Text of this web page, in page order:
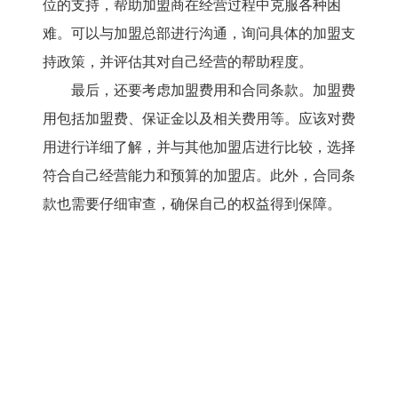
位的支持，帮助加盟商在经营过程中克服各种困
难。可以与加盟总部进行沟通，询问具体的加盟支
持政策，并评估其对自己经营的帮助程度。
最后，还要考虑加盟费用和合同条款。加盟费
用包括加盟费、保证金以及相关费用等。应该对费
用进行详细了解，并与其他加盟店进行比较，选择
符合自己经营能力和预算的加盟店。此外，合同条
款也需要仔细审查，确保自己的权益得到保障。